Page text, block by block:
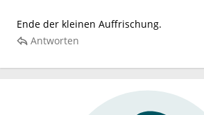
Ende der kleinen Auffrischung.
Antworten